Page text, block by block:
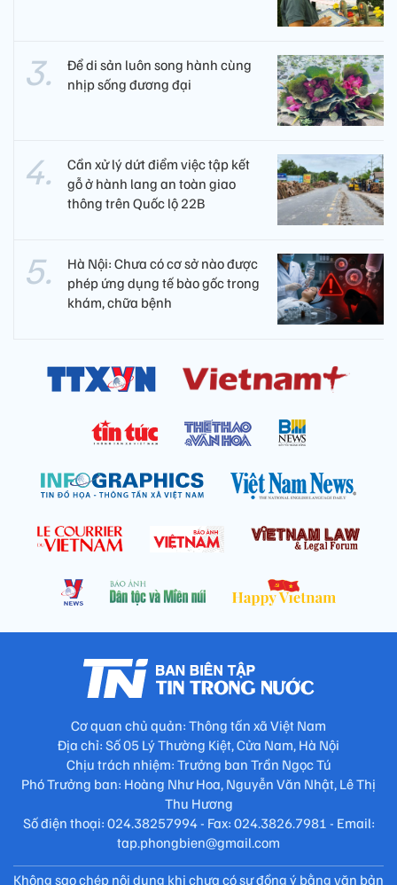
Để di sản luôn song hành cùng
nhịp sống đương đại
Cần xử lý dứt điểm việc tập kết
gỗ ở hành lang an toàn giao
thông trên Quốc lộ 22B
Hà Nội: Chưa có cơ sở nào được
phép ứng dụng tế bào gốc trong
khám, chữa bệnh
Cơ quan chủ quản: Thông tấn xã Việt Nam
Địa chỉ: Số 05 Lý Thường Kiệt, Cửa Nam, Hà Nội
Chịu trách nhiệm: Trưởng ban Trần Ngọc Tú
Phó Trưởng ban: Hoàng Như Hoa, Nguyễn Văn Nhật, Lê Thị
Thu Hương
Số điện thoại: 024.38257994 - Fax: 024.3826.7981 - Email:
tap.phongbien@gmail.com
Không sao chép nội dung khi chưa có sự đồng ý bằng văn bản